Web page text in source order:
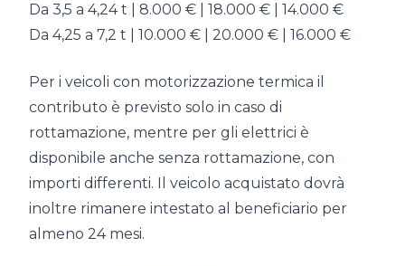
Da 3,5 a 4,24 t | 8.000 € | 18.000 € | 14.000 €
Da 4,25 a 7,2 t | 10.000 € | 20.000 € | 16.000 €
Per i veicoli con motorizzazione termica il
contributo è previsto solo in caso di
rottamazione, mentre per gli elettrici è
disponibile anche senza rottamazione, con
importi differenti. Il veicolo acquistato dovrà
inoltre rimanere intestato al beneficiario per
almeno 24 mesi.